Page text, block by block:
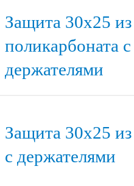
Защита 30х25 из
поликарбоната с
держателями
Защита 30х25 из
с держателями